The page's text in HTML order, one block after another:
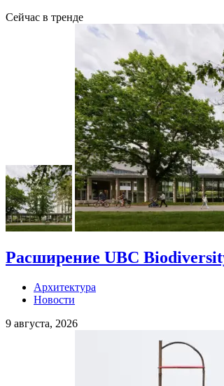
Сейчас в тренде
Расширение UBC
Архитектура
Новости
9 августа, 2026